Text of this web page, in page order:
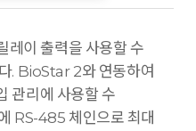
이 출력을 사용할 수
. BioStar 2와 연동하여
관리에 사용할 수
RS-485 체인으로 최대